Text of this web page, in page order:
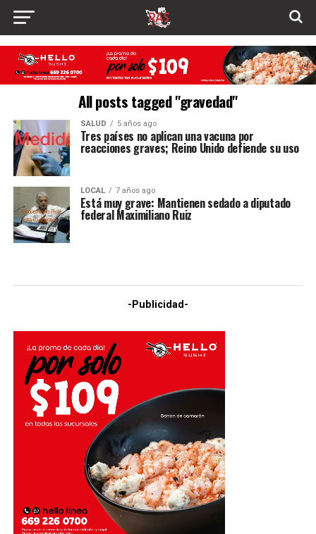
All posts tagged "gravedad"
SALUD 5 años ago
Tres países no aplican una vacuna por
reacciones graves; Reino Unido defiende su uso
LOCAL 7 años ago
Está muy grave: Mantienen sedado a diputado
federal Maximiliano Ruiz
-Publicidad-